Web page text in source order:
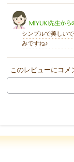
シンプルで美しい
みですね♪
このレビューにコメ